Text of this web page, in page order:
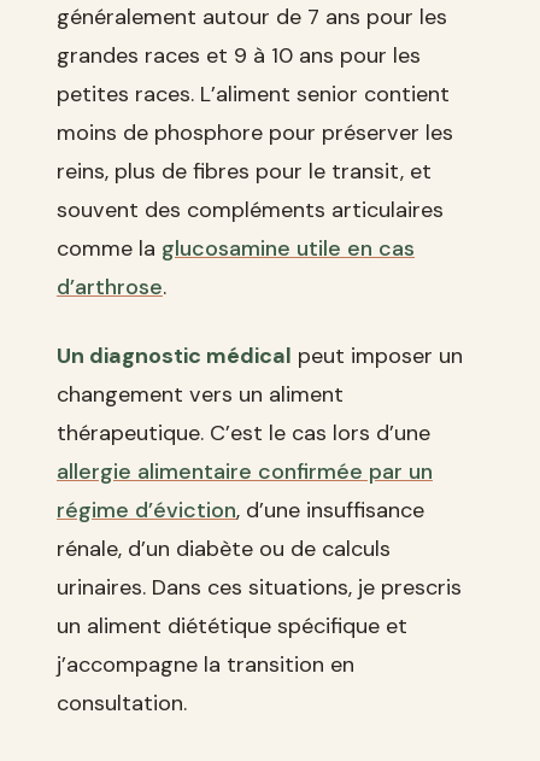
généralement autour de 7 ans pour les
grandes races et 9 à 10 ans pour les
petites races. L’aliment senior contient
moins de phosphore pour préserver les
reins, plus de fibres pour le transit, et
souvent des compléments articulaires
comme la glucosamine utile en cas
d’arthrose.
Un diagnostic médical peut imposer un
changement vers un aliment
thérapeutique. C’est le cas lors d’une
allergie alimentaire confirmée par un
régime d’éviction, d’une insuffisance
rénale, d’un diabète ou de calculs
urinaires. Dans ces situations, je prescris
un aliment diététique spécifique et
j’accompagne la transition en
consultation.